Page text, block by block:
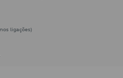
ligações)